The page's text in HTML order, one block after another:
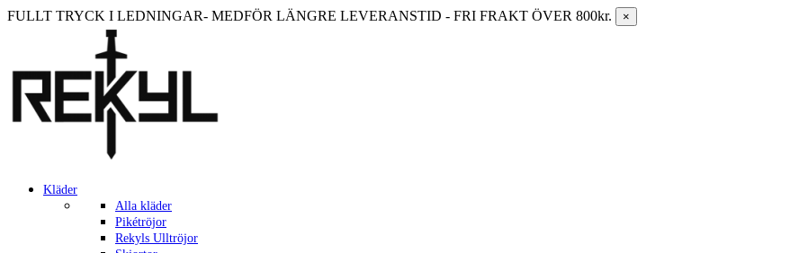
FULLT TRYCK I LEDNINGAR- MEDFÖR LÄNGRE LEVERANSTID - FRI FRAKT ÖVER 800kr. ×
Kläder
Alla kläder
Pikétröjor
Rekyls Ulltröjor